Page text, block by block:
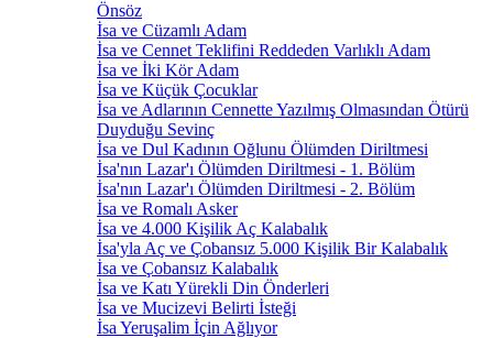
Önsöz
İsa ve Cüzamlı Adam
İsa ve Cennet Teklifini Reddeden Varlıklı Adam
İsa ve İki Kör Adam
İsa ve Küçük Çocuklar
İsa ve Adlarının Cennette Yazılmış Olmasından Ötürü
Duyduğu Sevinç
İsa ve Dul Kadının Oğlunu Ölümden Diriltmesi
İsa'nın Lazar'ı Ölümden Diriltmesi - 1. Bölüm
İsa'nın Lazar'ı Ölümden Diriltmesi - 2. Bölüm
İsa ve Romalı Asker
İsa ve 4.000 Kişilik Aç Kalabalık
İsa'yla Aç ve Çobansız 5.000 Kişilik Bir Kalabalık
İsa ve Çobansız Kalabalık
İsa ve Katı Yürekli Din Önderleri
İsa ve Mucizevi Belirti İsteği
İsa Yeruşalim İçin Ağlıyor